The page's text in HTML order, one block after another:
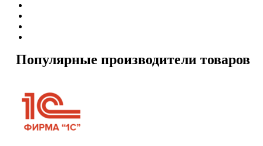
Популярные производители товаров